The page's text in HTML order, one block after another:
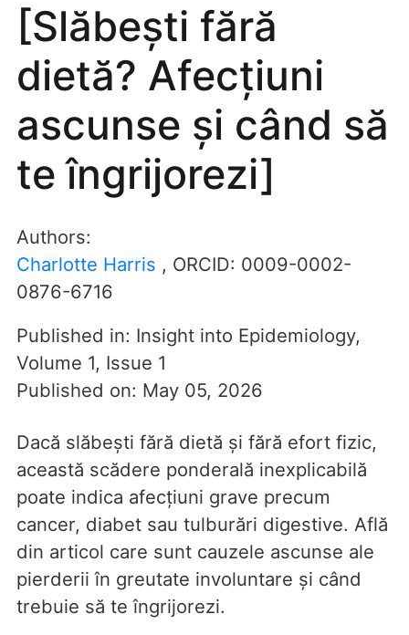
[Slăbești fără
dietă? Afecțiuni
ascunse și când să
te îngrijorezi]
Authors:
Charlotte Harris , ORCID: 0009-0002-
0876-6716
Published in: Insight into Epidemiology,
Volume 1, Issue 1
Published on: May 05, 2026
Dacă slăbești fără dietă și fără efort fizic,
această scădere ponderală inexplicabilă
poate indica afecțiuni grave precum
cancer, diabet sau tulburări digestive. Află
din articol care sunt cauzele ascunse ale
pierderii în greutate involuntare și când
trebuie să te îngrijorezi.